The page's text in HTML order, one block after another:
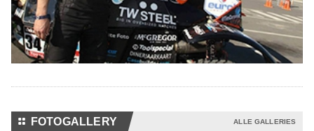
⚏ FOTOGALLERY ALLE GALLERIES